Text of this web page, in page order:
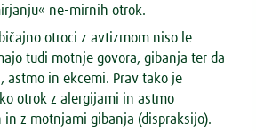
ne-mirnih otrok.
otroci z avtizmom niso le
tudi motnje govora, gibanja ter da
astmo in ekcemi. Prav tako je
otrok z alergijami in astmo
z motnjami gibanja (dispraksijo).